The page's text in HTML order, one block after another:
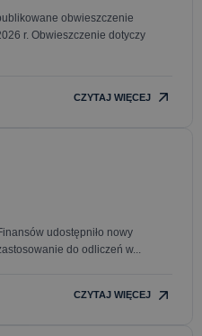
obwieszczenie
r. Obwieszczenie dotyczy
CZYTAJ WIĘCEJ
udostępniło nowy
do odliczeń w...
CZYTAJ WIĘCEJ